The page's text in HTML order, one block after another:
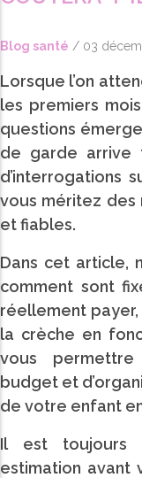
with
content.
Blog santé / 03
Lorsque l’on
les premiers
questions
de garde arrive
d’interrogations
vous méritez des
et fiables.
Dans cet article,
comment sont
réellement
la crèche en
vous permettre
budget et
de votre enfant
Il est toujours
estimation avant